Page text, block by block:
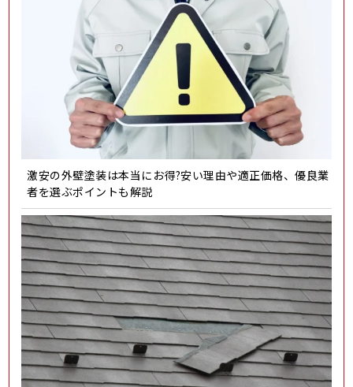
激安の外壁塗装は本当にお得?安い理由や適正価格、優良業
者を選ぶポイントも解説